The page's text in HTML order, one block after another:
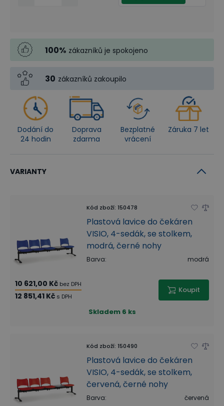
100% zákazníků je spokojeno
30 zákazníků zakoupilo
Dodání do
24 hodin
Doprava
zdarma
Bezplatné
vrácení
Záruka 7 let
VARIANTY
Kód zboží: 150478
Plastová lavice do čekáren
VISIO, 4-sedák, se stolkem,
modrá, černé nohy
Barva: modrá
10 621,00 Kč bez DPH
12 851,41 Kč s DPH
Koupit
Skladem 6 ks
Kód zboží: 150490
Plastová lavice do čekáren
VISIO, 4-sedák, se stolkem,
červená, černé nohy
Barva: červená